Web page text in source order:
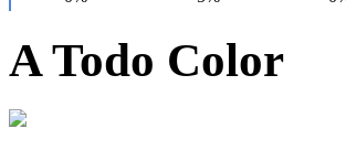
A Todo Color